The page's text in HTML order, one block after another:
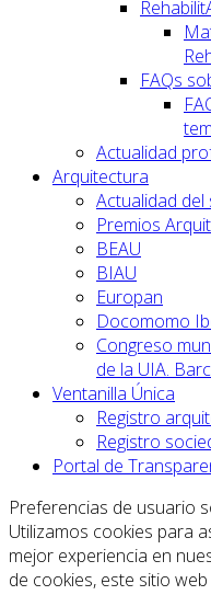
FAQs
Actualidad
Arquitectura
Actualidad
Premios
BEAU
BIAU
Europan
Docomomo
Congreso
de la UIA.
Ventanilla Única
Registro
Registro
Portal de
Preferencias de usuario
Utilizamos cookies para
mejor experiencia en
de cookies, este sitio